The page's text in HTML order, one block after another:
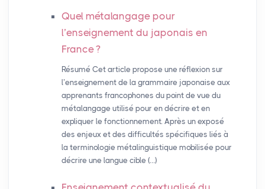
Quel métalangage pour
l’enseignement du japonais en
France?
Résumé Cet article propose une réflexion sur
l’enseignement de la grammaire japonaise aux
apprenants francophones du point de vue du
métalangage utilisé pour en décrire et en
expliquer le fonctionnement. Après un exposé
des enjeux et des difficultés spécifiques liés à
la terminologie métalinguistique mobilisée pour
décrire une langue cible (…)